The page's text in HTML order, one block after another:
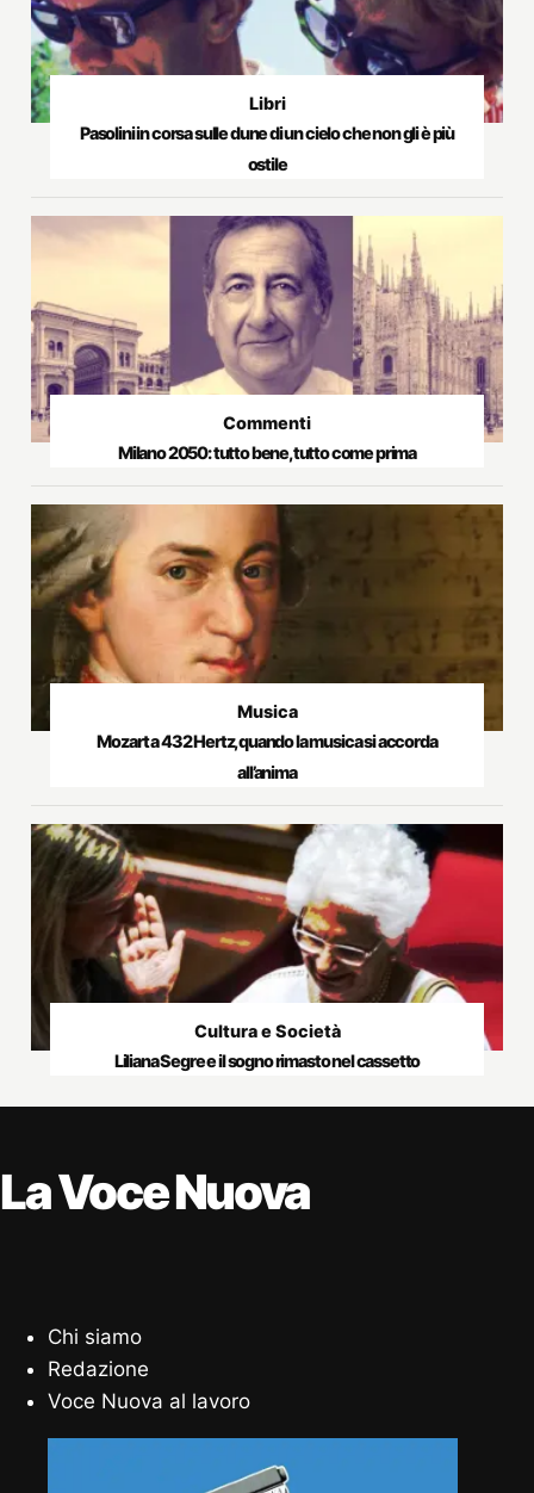
Libri
Pasolini in corsa sulle dune di un cielo che non gli è più
ostile
Commenti
Milano 2050: tutto bene, tutto come prima
Musica
Mozart a 432 Hertz, quando la musica si accorda
all’anima
Cultura e Società
Liliana Segre e il sogno rimasto nel cassetto
La Voce Nuova
Chi siamo
Redazione
Voce Nuova al lavoro